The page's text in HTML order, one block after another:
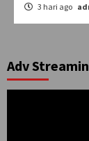
3 hari ago
Adv